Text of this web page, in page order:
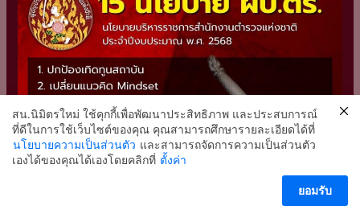
สน.นิมิตรใหม่ ใช้คุกกี้เพื่อพัฒนาประสิทธิภาพ และประสบการณ์
ที่ดีในการใช้เว็บไซต์ของคุณ คุณสามารถศึกษารายละเอียดได้ที่
นโยบายความเป็นส่วนตัว และสามารถจัดการความเป็นส่วนตัว
เองได้ของคุณได้เองโดยคลิกที่ ตั้งค่า
ยอมรับ